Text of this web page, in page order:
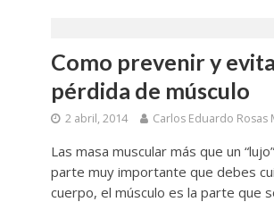
Como prevenir y
pérdida de músculo
2 abril, 2014 Carlos Eduardo Rosas
Las masa muscular más que un
parte muy importante que debes
cuerpo, el músculo es la parte que